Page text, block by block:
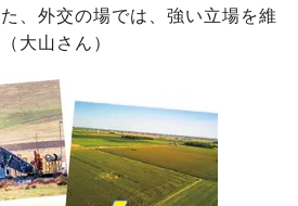
、外交の場では、強い立場を維
大山さん）